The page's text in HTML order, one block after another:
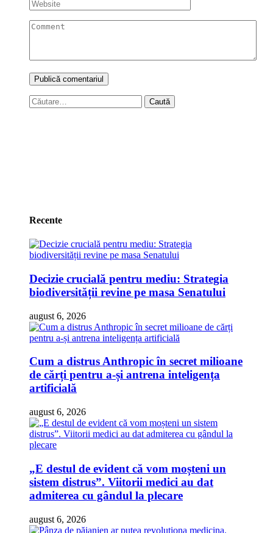
Caută
după:
Recente
Decizie crucială pentru mediu: Strategia
biodiversității revine pe masa Senatului
august 6, 2026
Cum a distrus Anthropic în secret milioane
de cărți pentru a-și antrena inteligența
artificială
august 6, 2026
„E destul de evident că vom moșteni un
sistem distrus”. Viitorii medici au dat
admiterea cu gândul la plecare
august 6, 2026